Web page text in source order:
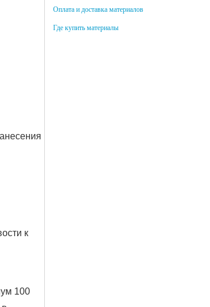
к
100
Оплата и доставка материалов
Где купить материалы